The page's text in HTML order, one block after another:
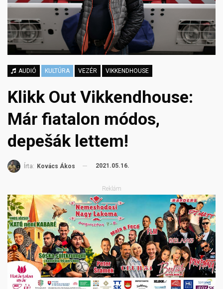
AUDIÓ KULTÚRA VEZÉR VIKKENDHOUSE
Klikk Out Vikkendhouse:
Már fiatalon módos,
depešák lettem!
Írta: Kovács Ákos 2021.05.16.
Reklám